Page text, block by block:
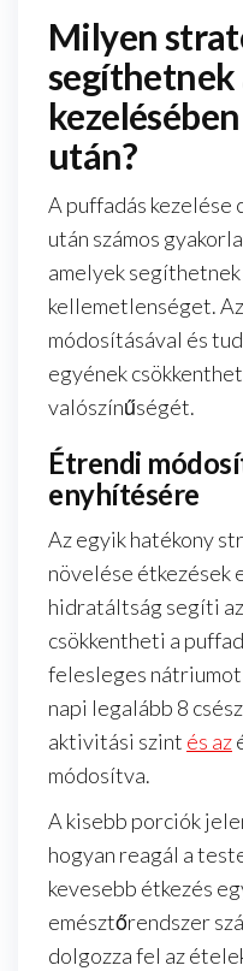
Milyen
segíthetnek
után?
A puffadás kezelése
után számos
amelyek
kellemetlenséget.
módosításával és
egyének
valószínűségét.
Étrendi
enyhítésére
Az egyik hatékony
növelése étkezések
hidratáltság segíti
csökkentheti a
felesleges
napi legalább 8
aktivitási szint és az
módosítva.
A kisebb porciók
hogyan reagál a
kevesebb étkezés
emésztőrendszer
dolgozza fel az